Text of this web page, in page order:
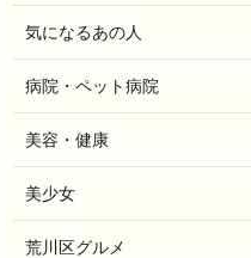
気になるあの人
病院・ペット病院
美容・健康
美少女
荒川区グルメ